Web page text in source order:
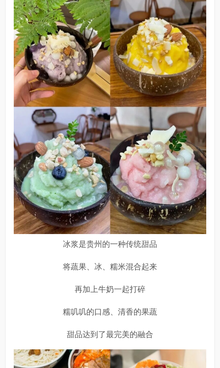
冰浆是贵州的一种传统甜品
将蔬果、冰、糯米混合起来
再加上牛奶一起打碎
糯叽叽的口感、清香的果蔬
甜品达到了最完美的融合